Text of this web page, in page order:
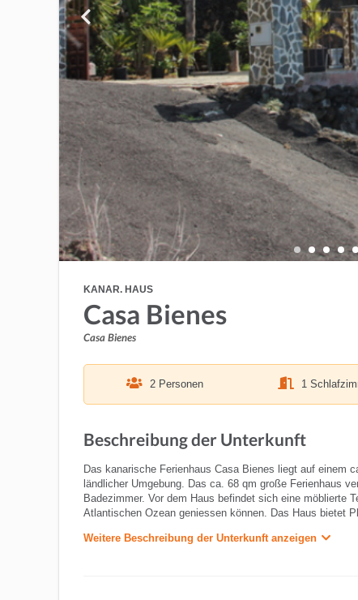
KANAR. HAUS
Casa Bienes
Casa Bienes
2 Personen 1
Beschreibung der Unterkunft
Das kanarische Ferienhaus Casa Bienes liegt auf einem
ländlicher Umgebung. Das ca. 68 qm große Ferienhaus
Badezimmer. Vor dem Haus befindet sich eine möblierte
Atlantischen Ozean geniessen können. Das Haus bietet
Weitere Beschreibung der Unterkunft anzeigen